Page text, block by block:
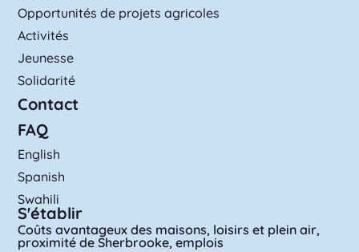
Opportunités de projets agricoles
Activités
Jeunesse
Solidarité
Contact
FAQ
English
Spanish
Swahili
S'établir
Coûts avantageux des maisons, loisirs et plein air,
proximité de Sherbrooke, emplois